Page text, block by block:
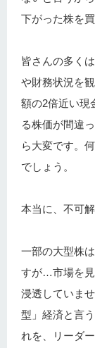
下がった株を
皆さんの多く
や財務状況を
額の2倍近い現
る株価が間違
ら大変です。
でしょう。
本当に、不可解
一部の大型株
すが…市場を
浸透していま
型」経済と言
れを、リーダ